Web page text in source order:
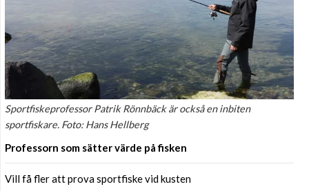
Sportfiskeprofessor Patrik Rönnbäck är också en inbiten
sportfiskare. Foto: Hans Hellberg
Professorn som sätter värde på fisken
Vill få fler att prova sportfiske vid kusten